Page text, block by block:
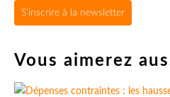
S'inscrire à la newsletter
Vous aimerez